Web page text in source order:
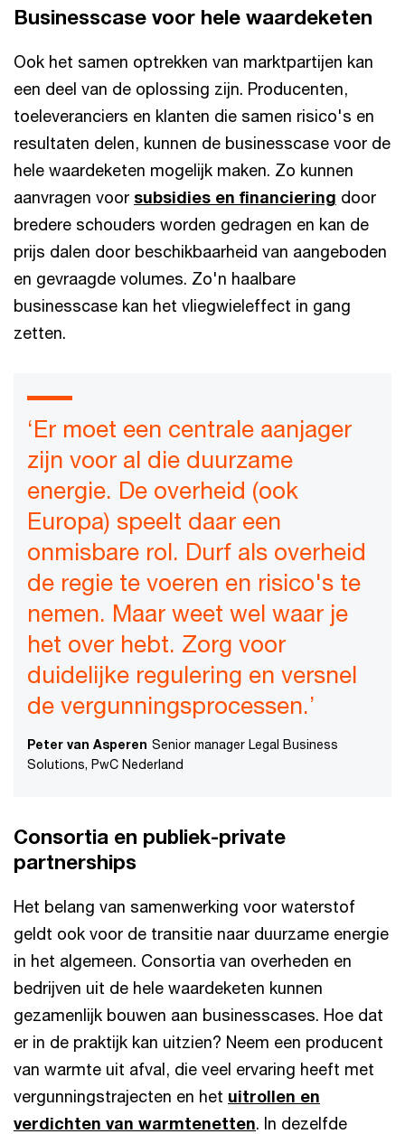
Businesscase voor hele waardeketen
Ook het samen optrekken van marktpartijen kan
een deel van de oplossing zijn. Producenten,
toeleveranciers en klanten die samen risico's en
resultaten delen, kunnen de businesscase voor de
hele waardeketen mogelijk maken. Zo kunnen
aanvragen voor subsidies en financiering door
bredere schouders worden gedragen en kan de
prijs dalen door beschikbaarheid van aangeboden
en gevraagde volumes. Zo'n haalbare
businesscase kan het vliegwieleffect in gang
zetten.
‘Er moet een centrale aanjager
zijn voor al die duurzame
energie. De overheid (ook
Europa) speelt daar een
onmisbare rol. Durf als overheid
de regie te voeren en risico's te
nemen. Maar weet wel waar je
het over hebt. Zorg voor
duidelijke regulering en versnel
de vergunningsprocessen.’
Peter van Asperen Senior manager Legal Business
Solutions, PwC Nederland
Consortia en publiek-private
partnerships
Het belang van samenwerking voor waterstof
geldt ook voor de transitie naar duurzame energie
in het algemeen. Consortia van overheden en
bedrijven uit de hele waardeketen kunnen
gezamenlijk bouwen aan businesscases. Hoe dat
er in de praktijk kan uitzien? Neem een producent
van warmte uit afval, die veel ervaring heeft met
vergunningstrajecten en het uitrollen en
verdichten van warmtenetten. In dezelfde